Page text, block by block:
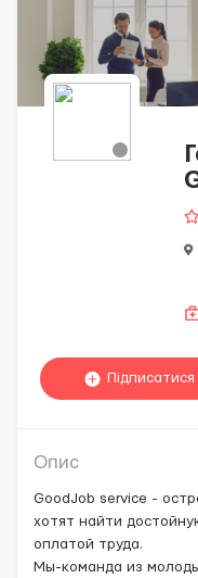
Підписатися
Опис
GoodJob service -
хотят найти
оплатой труда.
Мы-команда из